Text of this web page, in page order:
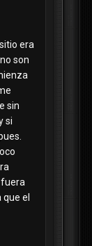
era
son
sin
si
fuera
el